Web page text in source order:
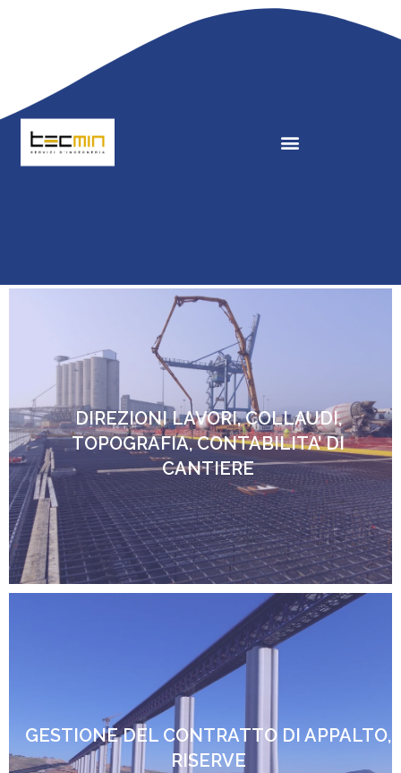
DIREZIONI LAVORI, COLLAUDI,
TOPOGRAFIA, CONTABILITA’ DI
CANTIERE
GESTIONE DEL CONTRATTO DI APPALTO,
RISERVE